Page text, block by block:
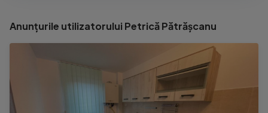
Anunțurile utilizatorului Petrică Pătrășcanu